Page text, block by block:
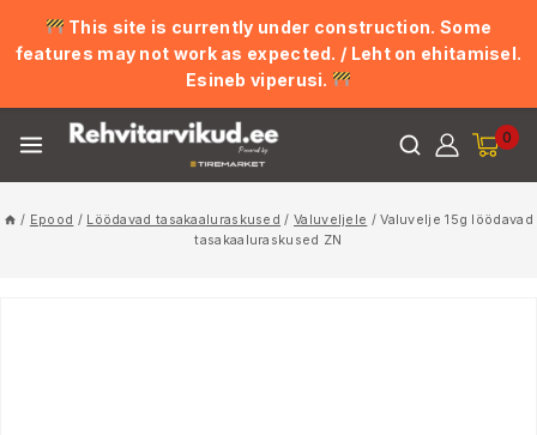
This site is currently under construction. Some
features may not work as expected. / Leht on ehitamisel.
Esineb viperusi.
0
/ Epood / Löödavad tasakaaluraskused / Valuveljele / Valuvelje 15g löödavad
tasakaaluraskused ZN